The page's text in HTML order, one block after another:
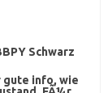
Schwarz
gute info, wie